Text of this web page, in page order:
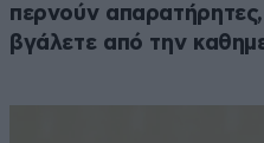
περνούν απαρατήρητες,
βγάλετε από την